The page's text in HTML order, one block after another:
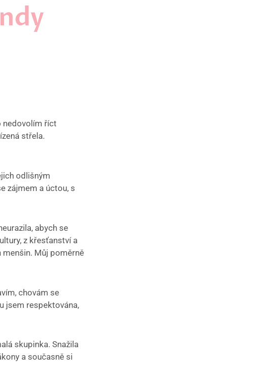
nedovolím říct
střela.
odlišným
zájmem a úctou, s
abych se
z křesťanství a
menšin. Můj poměrně
chovám se
jsem respektována,
skupinka. Snažila
a současně si